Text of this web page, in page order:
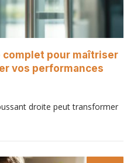
complet pour maîtriser
vos performances
droite peut transformer